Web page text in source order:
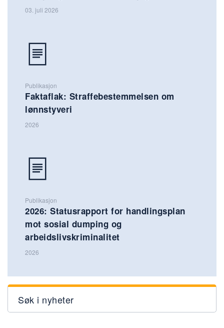
03. juli 2026
Publikasjon
Faktaflak: Straffebestemmelsen om
lønnstyveri
2026
Publikasjon
2026: Statusrapport for handlingsplan
mot sosial dumping og
arbeidslivskriminalitet
2026
Søk i nyheter